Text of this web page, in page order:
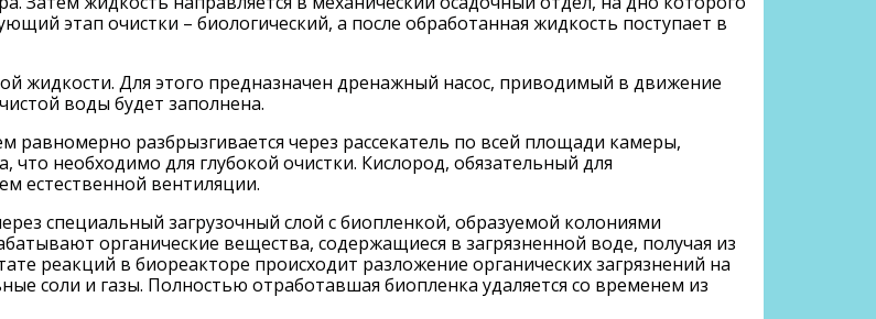
этап очистки – биологический, а после обработанная жидкость поступает в
жидкости. Для этого предназначен дренажный насос, приводимый в движение
воды будет заполнена.
равномерно разбрызгивается через рассекатель по всей площади камеры,
что необходимо для глубокой очистки. Кислород, обязательный для
естественной вентиляции.
специальный загрузочный слой с биопленкой, образуемой колониями
органические вещества, содержащиеся в загрязненной воде, получая из
реакций в биореакторе происходит разложение органических загрязнений на
соли и газы. Полностью отработавшая биопленка удаляется со временем из